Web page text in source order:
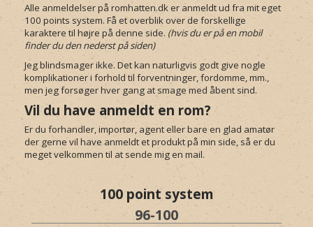
Alle anmeldelser på romhatten.dk er anmeldt ud fra mit eget
100 points system. Få et overblik over de forskellige
karaktere til højre på denne side. (hvis du er på en mobil
finder du den nederst på siden)
Jeg blindsmager ikke. Det kan naturligvis godt give nogle
komplikationer i forhold til forventninger, fordomme, mm.,
men jeg forsøger hver gang at smage med åbent sind.
Vil du have anmeldt en rom?
Er du forhandler, importør, agent eller bare en glad amatør
der gerne vil have anmeldt et produkt på min side, så er du
meget velkommen til at sende mig en mail.
100 point system
96-100